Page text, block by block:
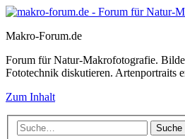
Makro-Forum.de
Forum für Natur-Makrofotografie.
Fototechnik diskutieren. Artenportraits
Zum Inhalt
Suche